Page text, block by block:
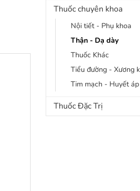
Thuốc chuyên khoa
Nội tiết - Phụ khoa
Thận - Dạ dày
Thuốc Khác
Tiểu đường - Xương
Tim mạch - Huyết áp
Thuốc Đặc Trị